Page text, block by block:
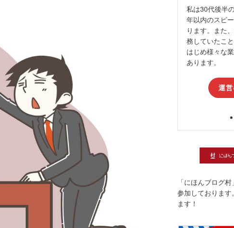
私は30代後半
年以内のスピ
ります。また
務していたこ
はじめ様々な
あります。
運
「にほんブログ
参加しておりま
ます！